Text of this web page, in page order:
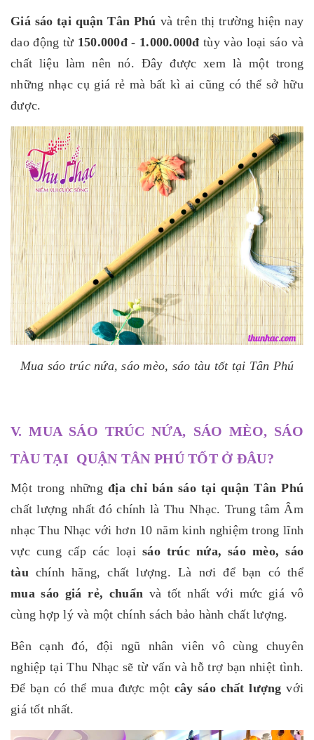
Giá sáo tại quận Tân Phú và trên thị trường hiện nay
dao động từ150.000đ - 1.000.000đtùy vào loại sáo và
chất liệu làm nên nó. Đây được xem là một trong
những nhạc cụ giá rẻ mà bất kì ai cũng có thể sở hữu
được.
Mua sáo trúc nứa, sáo mèo, sáo tàu tốt tại Tân Phú
V. MUA SÁO TRÚC NỨA, SÁO MÈO, SÁO
TÀU TẠI QUẬN TÂN PHÚ TỐT Ở ĐÂU?
Một trong những địa chỉ bán sáo tại quận Tân Phú
chất lượng nhất đó chính là Thu Nhạc. Trung tâm Âm
nhạc Thu Nhạc với hơn 10 năm kinh nghiệm trong lĩnh
vực cung cấp các loại sáo trúc nứa, sáo mèo, sáo
tàu chính hãng, chất lượng. Là nơi để bạn có thể
mua sáo giá rẻ, chuẩn và tốt nhất với mức giá vô
cùng hợp lý và một chính sách bảo hành chất lượng.
Bên cạnh đó, đội ngũ nhân viên vô cùng chuyên
nghiệp tại Thu Nhạc sẽ từ vấn và hỗ trợ bạn nhiệt tình.
Để bạn có thể mua được một cây sáo chất lượngvới
giá tốt nhất.